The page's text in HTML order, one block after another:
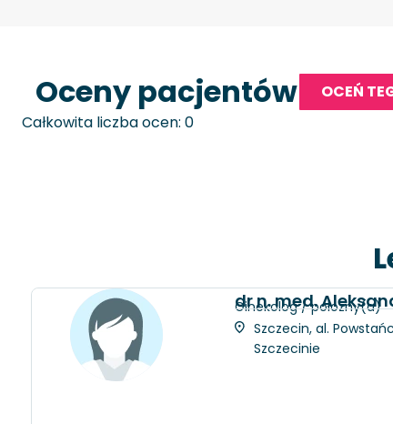
Oceny pacjentów
OCEŃ
Całkowita liczba ocen: 0
dr n. med.
Ginekolog / położny(a)
Szczecin, al.
Szczecinie